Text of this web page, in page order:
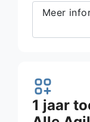
Meer
1 jaar